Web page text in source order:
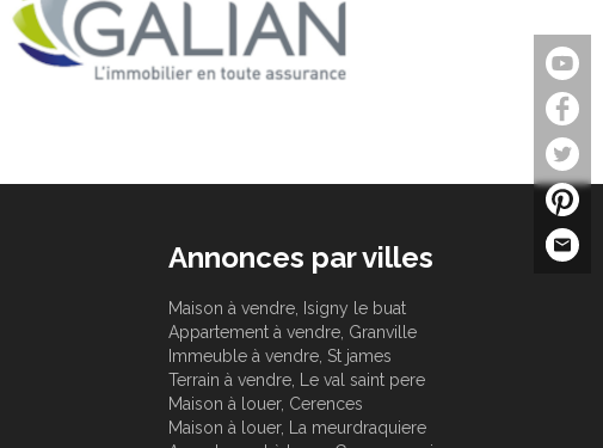
Annonces par villes
Maison à vendre, Isigny le buat
Appartement à vendre, Granville
Immeuble à vendre, St james
Terrain à vendre, Le val saint pere
Maison à louer, Cerences
Maison à louer, La meurdraquiere